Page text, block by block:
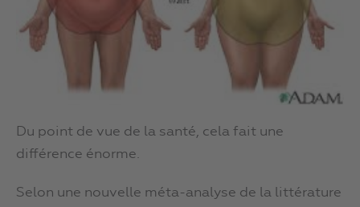
Du point de vue de la santé, cela fait une
différence énorme.
Selon une nouvelle méta-analyse de la littérature